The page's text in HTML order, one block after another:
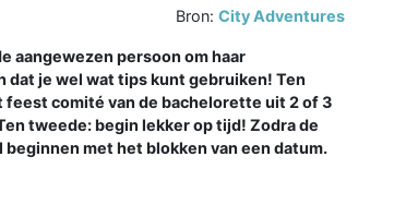
Bron:City Adventures
aangewezen persoon om haar
je wel wat tips kunt gebruiken! Ten
comité van de bachelorette uit 2 of 3
tweede: begin lekker op tijd! Zodra de
met het blokken van een datum.